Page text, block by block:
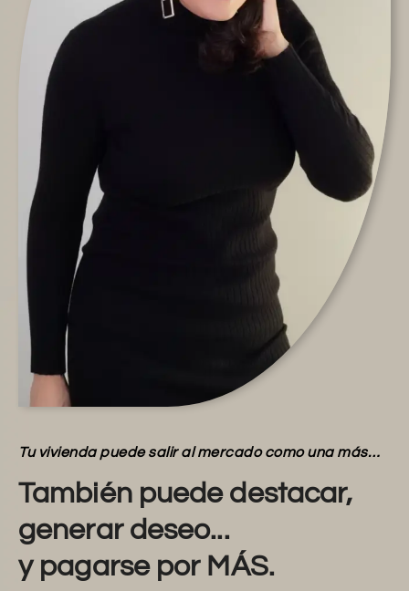
Tu vivienda puede salir al mercado como una más…
También puede destacar,
generar deseo...
y pagarse por MÁS.